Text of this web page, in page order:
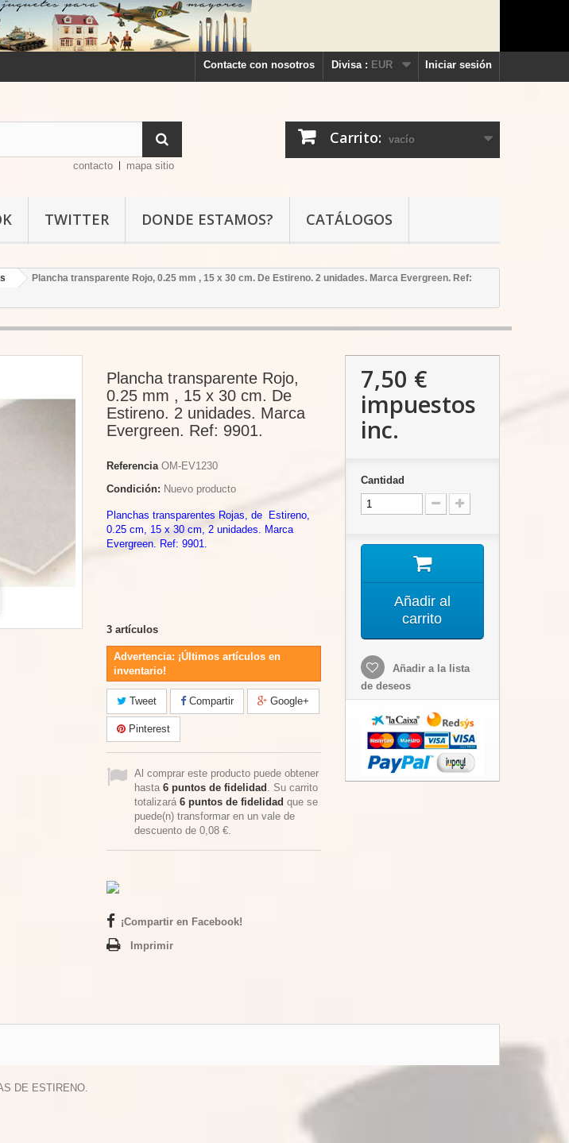
Iniciar sesión
Divisa : EUR
Contacte con nosotros
Carrito: vacío
contacto mapa sitio
TWITTER DONDE ESTAMOS? CATÁLOGOS
Plancha transparente Rojo, 0.25 mm , 15 x 30 cm. De Estireno. 2 unidades. Marca Evergreen. Ref:
Plancha transparente Rojo,
0.25 mm , 15 x 30 cm. De
Estireno. 2 unidades. Marca
Evergreen. Ref: 9901.
Referencia OM-EV1230
Condición: Nuevo producto
Planchas transparentes Rojas, de Estireno,
0.25 cm, 15 x 30 cm, 2 unidades. Marca
Evergreen. Ref: 9901.
3 artículos
Advertencia: ¡Últimos artículos en
inventario!
Tweet Compartir Google+
Pinterest
Al comprar este producto puede obtener
hasta 6 puntos de fidelidad . Su carrito
totalizará 6 puntos de fidelidad que se
puede(n) transformar en un vale de
descuento de 0,08 €.
¡Compartir en Facebook!
Imprimir
7,50 €
impuestos
inc.
Cantidad
Añadir al
carrito
Añadir a la lista
de deseos
DE ESTIRENO.